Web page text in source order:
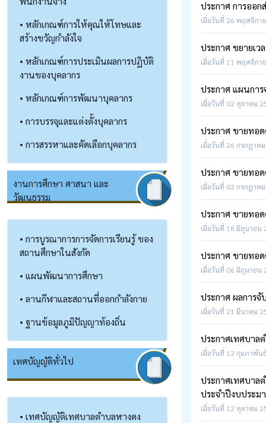
• หลักเกณฑ์การให้คุณให้โทษและ
สร้างขวัญกำลังใจ
• หลักเกณฑ์การประเมินผลการปฏิบัติ
งานของบุคลากร
• หลักเกณฑ์การพัฒนาบุคลากร
• การบรรจุและแต่งตั้งบุคลากร
• การสรรหาและคัดเลือกบุคลากร
งานการศึกษา ศาสนา และ
วัฒนธรรม
• การบูรณาการการจัดการเรียนรู้ ของ
สถานศึกษาในสังกัด
• แผนพัฒนาการศึกษา
• ลานกีฬาและสถานที่ออกกำลังกาย
• ฐานข้อมูลภูมิปัญญาท้องถิ่น
เทศบัญญัติทั่วไป
• เทศบัญญัติเทศบาลตำบลหางดง
ประกาศ การออ
เมื่อวันที่ 26 พฤศจิกา
ประกาศ ขยายเ
เมื่อวันที่ 11 พฤศจิกา
ประกาศ แผนกา
เมื่อวันที่ 02 ตุลาคม
ประกาศ ขายทอ
เมื่อวันที่ 26 กรกฎาค
ประกาศ ขายทอ
เมื่อวันที่ 02 กรกฎาค
ประกาศ ขายทอ
เมื่อวันที่ 18 มิถุนายน
ประกาศ ขายทอ
เมื่อวันที่ 06 มิถุนายน
ประกาศ ผลการ
เมื่อวันที่ 21 มีนาคม
ประกาศเทศบาล
เมื่อวันที่ 12 กุมภาพัน
ประกาศเทศบาล
ประจำปีงบประ
เมื่อวันที่ 12 ตุลาคม